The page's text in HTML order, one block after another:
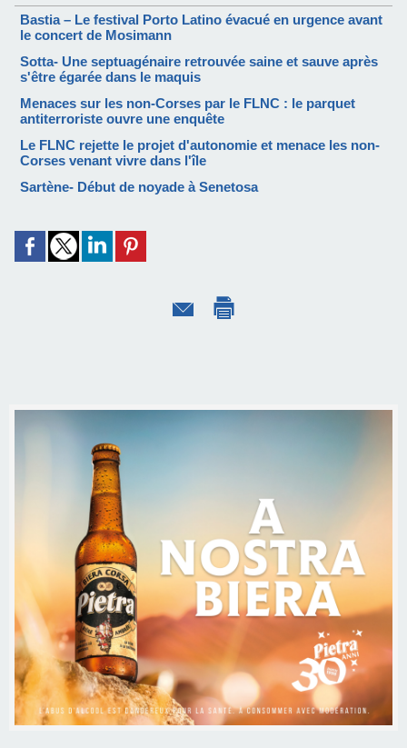
Bastia – Le festival Porto Latino évacué en urgence avant
le concert de Mosimann
Sotta- Une septuagénaire retrouvée saine et sauve après
s'être égarée dans le maquis
Menaces sur les non-Corses par le FLNC : le parquet
antiterroriste ouvre une enquête
Le FLNC rejette le projet d'autonomie et menace les non-
Corses venant vivre dans l'île
Sartène- Début de noyade à Senetosa